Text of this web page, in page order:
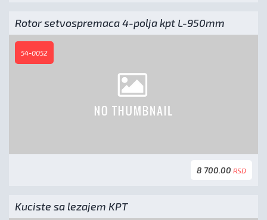
Rotor setvospremaca 4-polja kpt L-950mm
54-0052
8 700.00 RSD
Kuciste sa lezajem KPT